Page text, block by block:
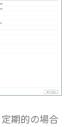
期的の場合